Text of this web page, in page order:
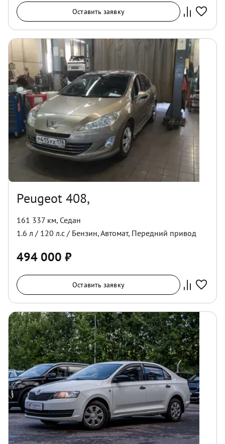
Оставить заявку
Peugeot 408,
161 337 км, Седан
1.6 л / 120 л.с / Бензин,Автомат, Передний привод
494 000 ₽
Оставить заявку